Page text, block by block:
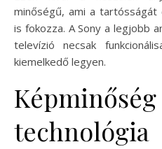
minőségű, ami a
is fokozza. A Sony a legjobb
televízió necsak
kiemelkedő legyen.
Képminőség
technológia